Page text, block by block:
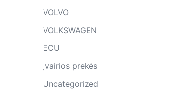
VOLVO
VOLKSWAGEN
ECU
Įvairios prekės
Uncategorized